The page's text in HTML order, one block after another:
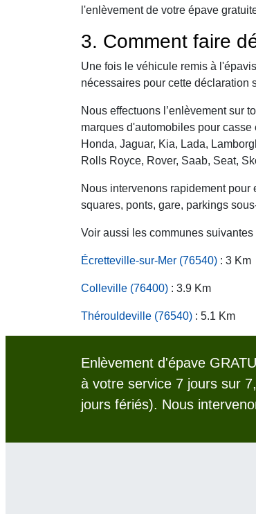
l'enlèvement de votre épave
3. Comment faire
Une fois le véhicule remis à
nécessaires pour cette déclaration
Nous effectuons l’enlèvement sur
marques d'automobiles pour
Honda, Jaguar, Kia, Lada,
Rolls Royce, Rover, Saab, Seat,
Nous intervenons rapidement
squares, ponts, gare, parkings
Voir aussi les communes suivantes
Écretteville-sur-Mer (76540) : 3 Km
Colleville (76400) : 3.9 Km
Thérouldeville (76540) : 5.1 Km
Enlèvement d'épave
à votre service 7 jours sur
jours fériés). Nous